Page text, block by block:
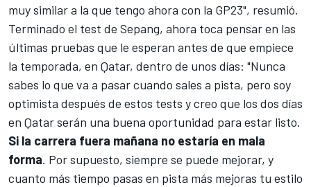
muy similar a la que tengo ahora con la GP23", resumió.
Terminado el test de Sepang, ahora toca pensar en las
últimas pruebas que le esperan antes de que empiece
la temporada, en Qatar, dentro de unos días: "Nunca
sabes lo que va a pasar cuando sales a pista, pero soy
optimista después de estos tests y creo que los dos días
en Qatar serán una buena oportunidad para estar listo.
Si la carrera fuera mañana no estaría en mala
forma. Por supuesto, siempre se puede mejorar, y
cuanto más tiempo pasas en pista más mejoras tu estilo